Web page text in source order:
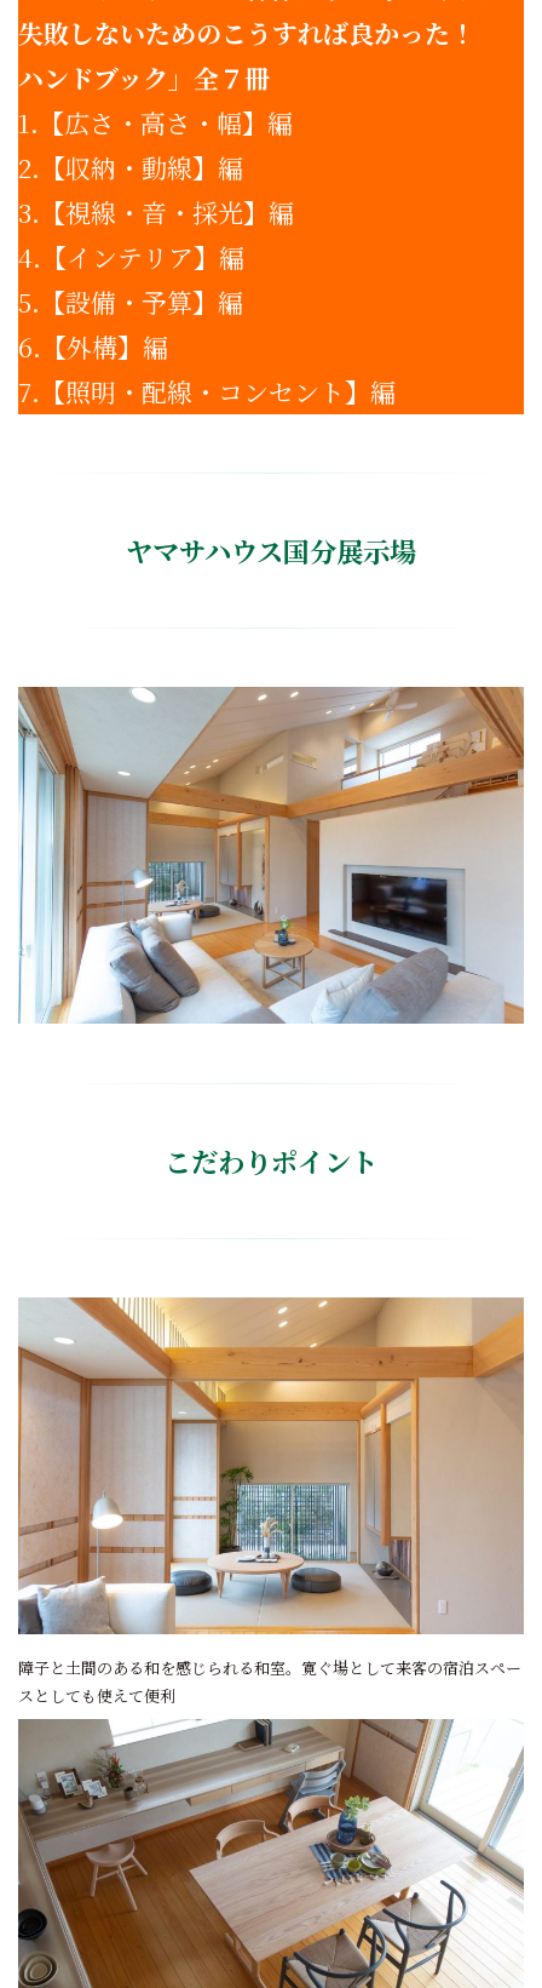
失敗しないためのこうすれば良かった！
ハンドブック 」 全７冊
1.【広さ・高さ・幅】編
2.【収納・動線】編
3.【視線・音・採光】編
4.【インテリア】編
5.【設備・予算】編
6.【外構】編
7.【照明・配線・コンセント】編
ヤマサハウス国分展示場
こだわりポイント
障子と土間のある和を感じられる和室。寛ぐ場として来客の宿泊スペー
スとしても使えて便利